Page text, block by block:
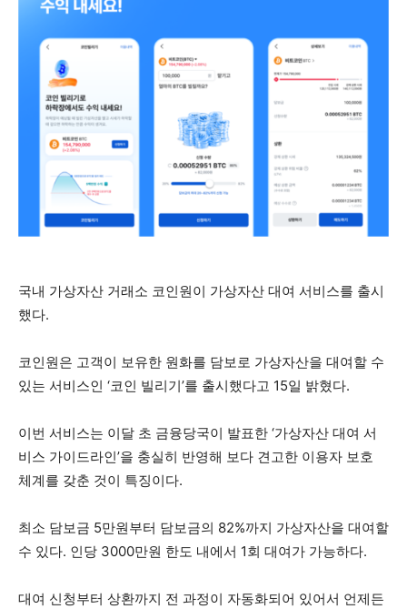
국내 가상자산 거래소 코인원이 가상자산 대여 서비스를 출시
했다.
코인원은 고객이 보유한 원화를 담보로 가상자산을 대여할 수
있는 서비스인 ‘코인 빌리기’를 출시했다고 15일 밝혔다.
이번 서비스는 이달 초 금융당국이 발표한 ‘가상자산 대여 서
비스 가이드라인’을 충실히 반영해 보다 견고한 이용자 보호
체계를 갖춘 것이 특징이다.
최소 담보금 5만원부터 담보금의 82%까지 가상자산을 대여할
수 있다. 인당 3000만원 한도 내에서 1회 대여가 가능하다.
대여 신청부터 상환까지 전 과정이 자동화되어 있어서 언제든